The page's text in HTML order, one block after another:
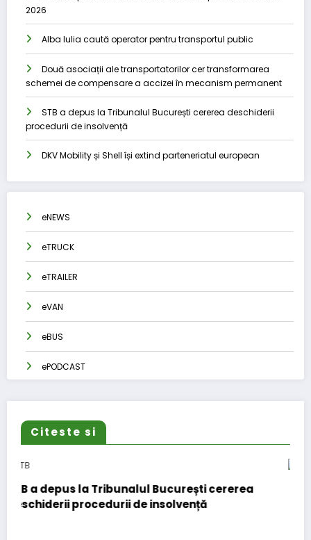
2026
Alba Iulia caută operator pentru transportul public
Două asociații ale transportatorilor cer transformarea
schemei de compensare a accizei în mecanism permanent
STB a depus la Tribunalul București cererea deschiderii
procedurii de insolvență
DKV Mobility și Shell își extind parteneriatul european
eNEWS
eTRUCK
eTRAILER
eVAN
eBUS
ePODCAST
Citeste si
DKV Mobility și Shell își extind parteneriatul
european